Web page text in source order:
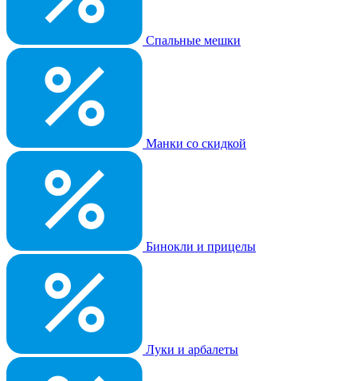
Спальные мешки
Манки со скидкой
Бинокли и прицелы
Луки и арбалеты